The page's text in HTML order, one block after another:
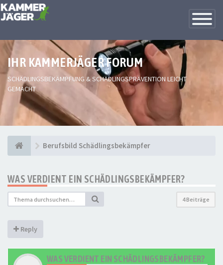
Toggle
IHR KAMMERJÄGER FORUM
SCHÄDLINGSBEKÄMPFUNG & SCHÄDLINGSPRÄVENTION LEICHT
GEMACHT
Berufsbild Schädlingsbekämpfer
WAS VERDIENT EIN SCHÄDLINGSBEKÄMPFER?
4 Beiträge
Reply
WAS VERDIENT EIN SCHÄDLINGSBEKÄMPFER?